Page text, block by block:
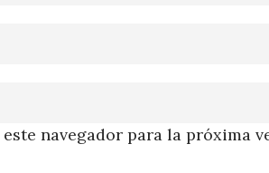
navegador para la próxima